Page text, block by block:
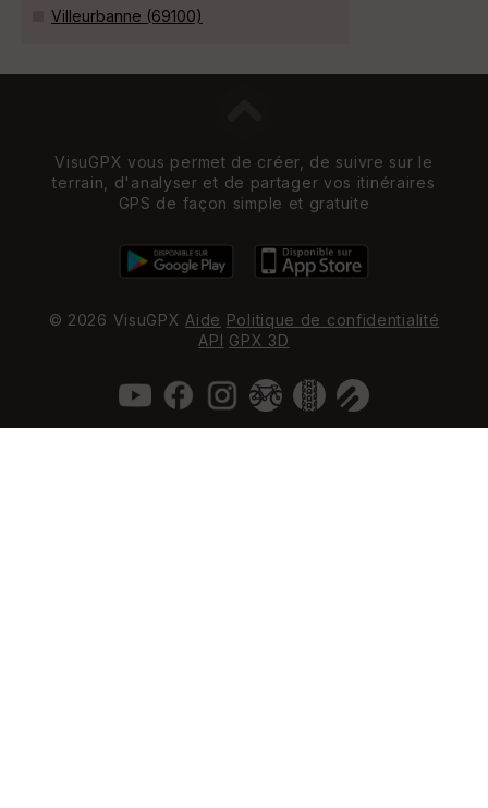
Villeurbanne (69100)
VisuGPX vous permet de créer, de suivre sur le
terrain, d'analyser et de partager vos itinéraires
GPS de façon simple et gratuite
© 2026 VisuGPX Aide Politique de confidentialité
API GPX 3D